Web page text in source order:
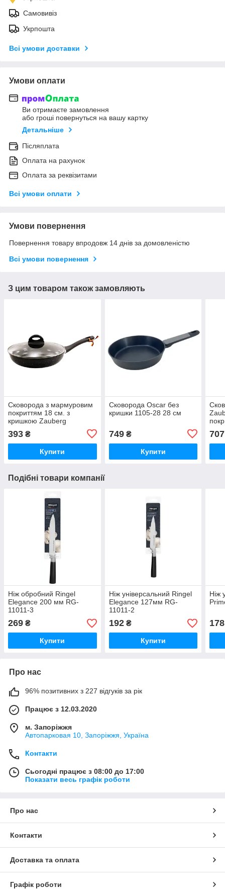
Самовивіз
Укрпошта
Всі умови доставки
Умови оплати
Ви отримаєте замовлення
або гроші повернуться на вашу картку
Детальніше
Післяплата
Оплата на рахунок
Оплата за реквізитами
Всі умови оплати
Умови повернення
Повернення товару впродовж 14 днів за домовленістю
Всі умови повернення
З цим товаром також замовляють
Сковорода з мармуровим
покриттям 18 см. з
кришкою Zauberg
393 ₴
Купити
Сковорода Oscar без
кришки 1105-28 28 см
749₴
Купити
707
Подібні товари компанії
Ніж обробний Ringel
Elegance 200 мм RG-
11011-3
269 ₴
Купити
Ніж універсальний Ringel
Elegance 127мм RG-
11011-2
192₴
Купити
Ніж
178
Про нас
96% позитивних з 227 відгуків за рік
Працює з 12.03.2020
м. Запоріжжя
Автопарковая 10, Запоріжжя, Україна
Контакти
Сьогодні працює з 08:00 до 17:00
Показати весь графік роботи
Про нас
Контакти
Доставка та оплата
Графік роботи